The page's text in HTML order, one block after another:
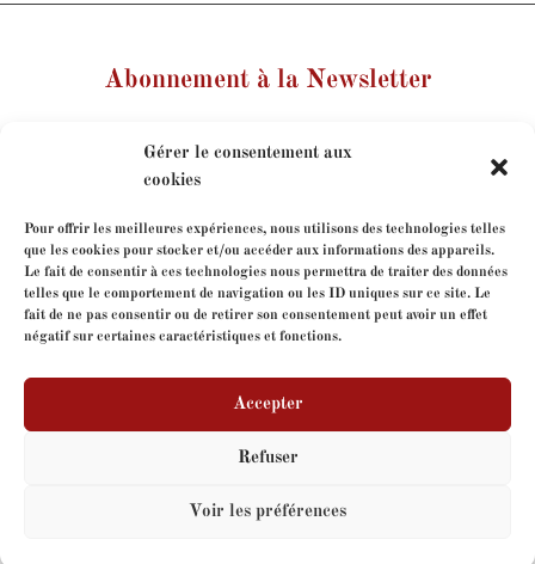
Gérer le consentement aux
cookies
Pour offrir les meilleures expériences, nous utilisons des technologies telles
que les cookies pour stocker et/ou accéder aux informations des appareils.
Le fait de consentir à ces technologies nous permettra de traiter des données
telles que le comportement de navigation ou les ID uniques sur ce site. Le
fait de ne pas consentir ou de retirer son consentement peut avoir un effet
négatif sur certaines caractéristiques et fonctions.
Accepter
Refuser
Voir les préférences
Abonnement à la Newsletter
Je consens à l'utilisation de mes coordonnées dans le
cadre de mon abonnement à la newsletter.
FormeLibre- tous droits réservés - Site web